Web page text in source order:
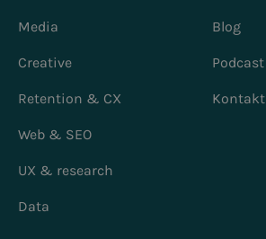
Media
Creative
Retention & CX
Web & SEO
UX & research
Data
Blog
Podcast
Kontakt